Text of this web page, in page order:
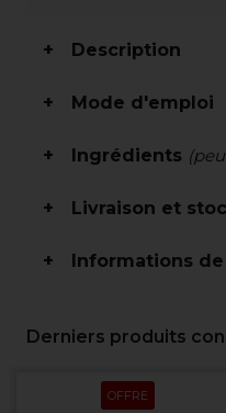
Description
Mode d'emploi
Ingrédients
Livraison et
Informations
Derniers produits
OFFRE